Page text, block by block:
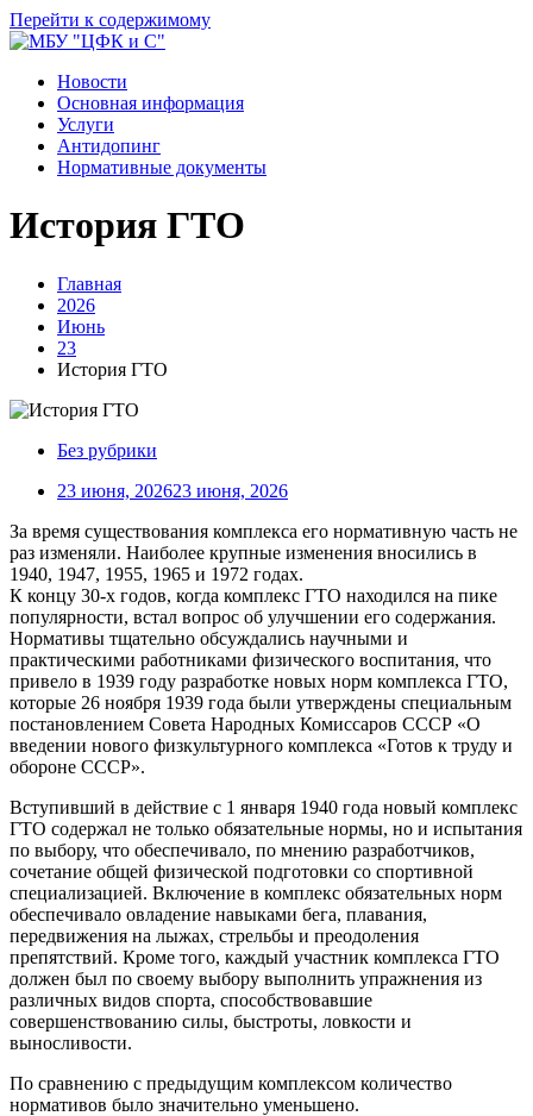
Перейти к содержимому
Новости
Основная информация
Услуги
Антидопинг
Нормативные документы
История ГТО
Главная
2026
Июнь
23
История ГТО
Без рубрики
23 июня, 202623 июня, 2026
За время существования комплекса его нормативную часть не
раз изменяли. Наиболее крупные изменения вносились в
1940, 1947, 1955, 1965 и 1972 годах.
К концу 30-х годов, когда комплекс ГТО находился на пике
популярности, встал вопрос об улучшении его содержания.
Нормативы тщательно обсуждались научными и
практическими работниками физического воспитания, что
привело в 1939 году разработке новых норм комплекса ГТО,
которые 26 ноября 1939 года были утверждены специальным
постановлением Совета Народных Комиссаров СССР «О
введении нового физкультурного комплекса «Готов к труду и
обороне СССР».
Вступивший в действие с 1 января 1940 года новый комплекс
ГТО содержал не только обязательные нормы, но и испытания
по выбору, что обеспечивало, по мнению разработчиков,
сочетание общей физической подготовки со спортивной
специализацией. Включение в комплекс обязательных норм
обеспечивало овладение навыками бега, плавания,
передвижения на лыжах, стрельбы и преодоления
препятствий. Кроме того, каждый участник комплекса ГТО
должен был по своему выбору выполнить упражнения из
различных видов спорта, способствовавшие
совершенствованию силы, быстроты, ловкости и
выносливости.
По сравнению с предыдущим комплексом количество
нормативов было значительно уменьшено.